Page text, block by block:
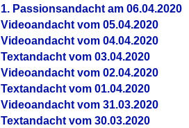
1. Passionsandacht am 06.04.2020
Videoandacht vom 05.04.2020
Videoandacht vom 04.04.2020
Textandacht vom 03.04.2020
Videoandacht vom 02.04.2020
Textandacht vom 01.04.2020
Videoandacht vom 31.03.2020
Textandacht vom 30.03.2020